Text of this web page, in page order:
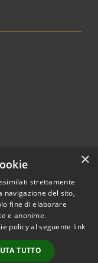
© 2026 • Comune di
• Powered by
•
Accesso
×
strettamente
navigazione del sito,
fine di elaborare
e anonime.
policy al seguente link
TUTTO